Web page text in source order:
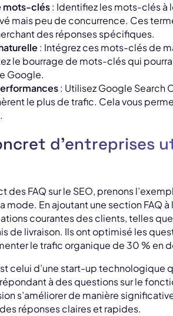
mots-clés: Identifiez les mots-clés à
mais peu de concurrence. Ces
des réponses spécifiques.
: Intégrez ces mots-clés de
le bourrage de mots-clés qui
Google.
: Utilisez Google Search
le plus de trafic. Cela vous
d’entreprises
des FAQ sur le SEO, prenons
mode. En ajoutant une section FAQ
courantes des clients, telles
de livraison. Ils ont optimisé les
le trafic organique de 30 % en
celui d’une start-up technologique
à des questions sur le
s’améliorer de manière
réponses claires et rapides.